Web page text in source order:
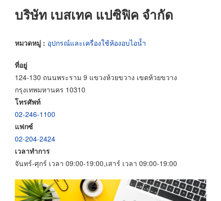
บริษัท เบสเทค แปซิฟิค จำกัด
หมวดหมู่ : อุปกรณ์และเครื่องใช้ห้องอบไอน้ำ
ที่อยู่
124-130 ถนนพระราม 9 แขวงห้วยขวาง เขตห้วยขวาง
กรุงเทพมหานคร 10310
โทรศัพท์
02-246-1100
แฟกซ์
02-204-2424
เวลาทำการ
จันทร์-ศุกร์ เวลา 09:00-19:00,เสาร์ เวลา 09:00-19:00